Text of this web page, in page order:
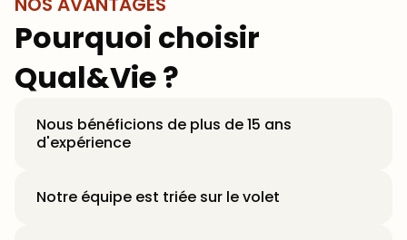
Pourquoi choisir
Qual&Vie ?
Nous bénéficions de plus de 15 ans
d'expérience
Notre équipe est triée sur le volet